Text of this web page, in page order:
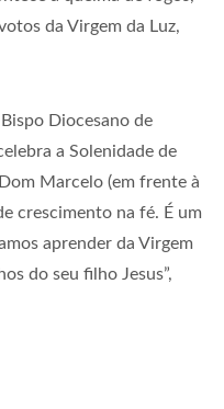
da Virgem da Luz,
Diocesano de
a Solenidade de
Marcelo (em frente à
crescimento na fé. É um
aprender da Virgem
do seu filho Jesus”,